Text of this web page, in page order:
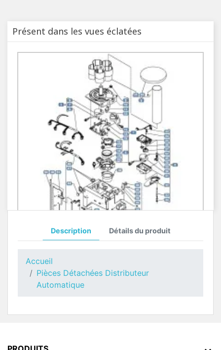
Présent dans les vues éclatées
Description Détails du produit
Accueil
Pièces Détachées Distributeur
Automatique